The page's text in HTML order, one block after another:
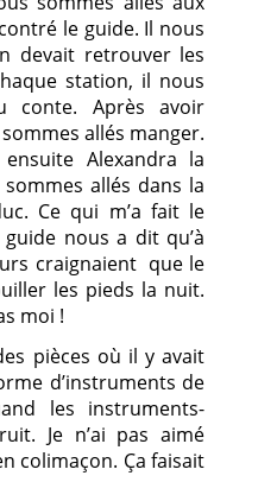
le guide. Il nous
devait retrouver les
station, il nous
conte. Après avoir
allés manger.
Alexandra la
allés dans la
Ce qui m’a fait le
nous a dit qu’à
craignaient que le
les pieds la nuit.
moi !
pièces où il y avait
d’instruments de
les instruments-
Je n’ai pas aimé
colimaçon. Ça faisait